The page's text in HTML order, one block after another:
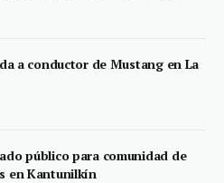
a conductor de Mustang en La
público para comunidad de
en Kantunilkín